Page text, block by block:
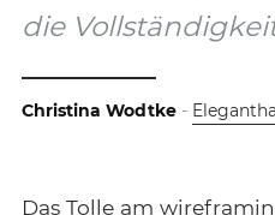
die
Christina Wodtke -
Das Tolle am